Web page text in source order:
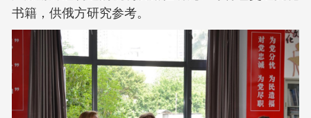
书籍，供俄方研究参考。